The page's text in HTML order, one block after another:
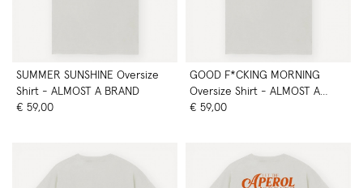
SUMMER SUNSHINE Oversize
Shirt - ALMOST A BRAND
€ 59,00
GOOD F*CKING MORNING
Oversize Shirt - ALMOST A
BRAND
€ 59,00